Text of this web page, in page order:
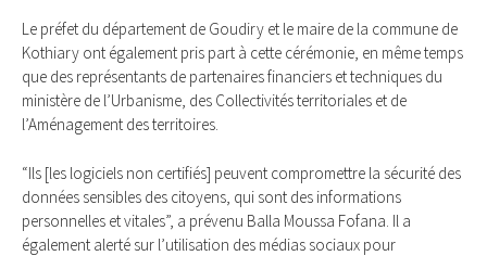
Le préfet du département de Goudiry et le maire de la commune de
Kothiary ont également pris part à cette cérémonie, en même temps
que des représentants de partenaires financiers et techniques du
ministère de l’Urbanisme, des Collectivités territoriales et de
l’Aménagement des territoires.
“Ils [les logiciels non certifiés] peuvent compromettre la sécurité des
données sensibles des citoyens, qui sont des informations
personnelles et vitales”, a prévenu Balla Moussa Fofana. Il a
également alerté sur l’utilisation des médias sociaux pour